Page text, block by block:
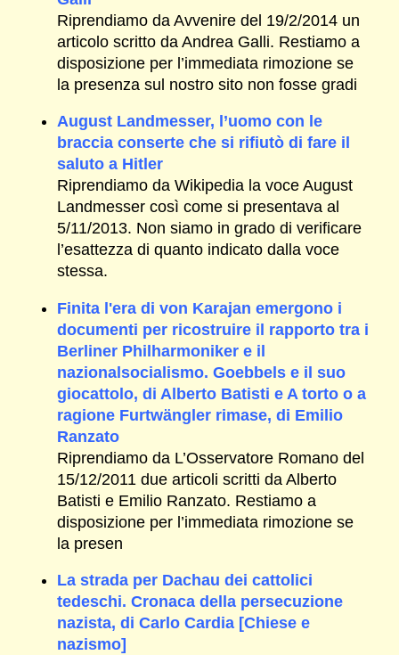
Riprendiamo da Avvenire del 19/2/2014 un
articolo scritto da Andrea Galli. Restiamo a
disposizione per l’immediata rimozione se
la presenza sul nostro sito non fosse gradi
August Landmesser, l’uomo con le
braccia conserte che si rifiutò di fare il
saluto a Hitler
Riprendiamo da Wikipedia la voce August
Landmesser così come si presentava al
5/11/2013. Non siamo in grado di verificare
l’esattezza di quanto indicato dalla voce
stessa.
Finita l'era di von Karajan emergono i
documenti per ricostruire il rapporto tra i
Berliner Philharmoniker e il
nazionalsocialismo. Goebbels e il suo
giocattolo, di Alberto Batisti e A torto o a
ragione Furtwängler rimase, di Emilio
Ranzato
Riprendiamo da L’Osservatore Romano del
15/12/2011 due articoli scritti da Alberto
Batisti e Emilio Ranzato. Restiamo a
disposizione per l’immediata rimozione se
la presen
La strada per Dachau dei cattolici
tedeschi. Cronaca della persecuzione
nazista, di Carlo Cardia [Chiese e
nazismo]